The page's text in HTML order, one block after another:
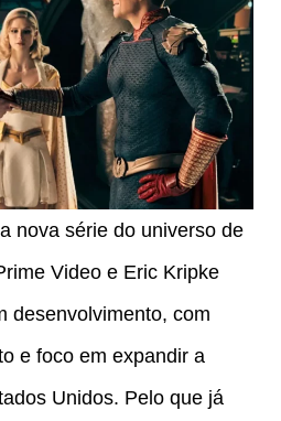
nova série do universo de
Video e Eric Kripke
desenvolvimento, com
e foco em expandir a
Unidos. Pelo que já